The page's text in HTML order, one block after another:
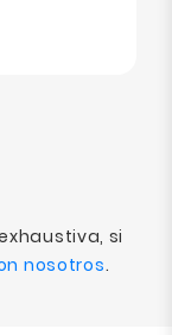
si
nosotros.